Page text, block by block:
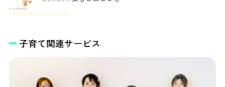
子育て関連サービス